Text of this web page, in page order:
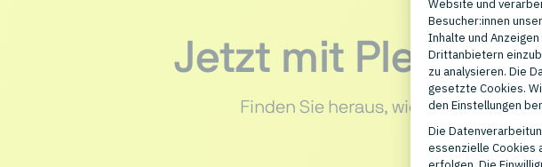
Jetzt mit
Finden Sie heraus, wie dieser